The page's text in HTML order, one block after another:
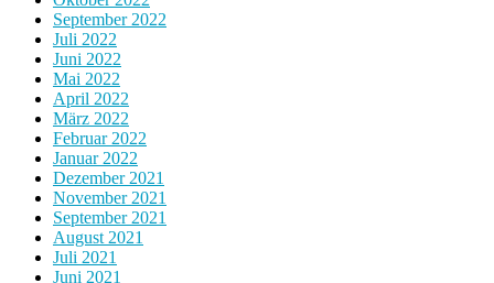
September 2022
Juli 2022
Juni 2022
Mai 2022
April 2022
März 2022
Februar 2022
Januar 2022
Dezember 2021
November 2021
September 2021
August 2021
Juli 2021
Juni 2021